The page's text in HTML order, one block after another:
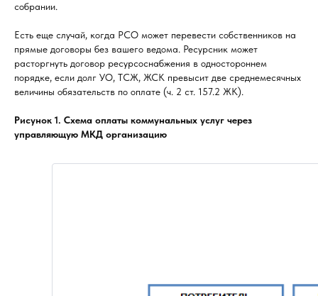
собрании.
Есть еще случай, когда РСО может перевести собственников на
прямые договоры без вашего ведома. Ресурсник может
расторгнуть договор ресурсоснабжения в одностороннем
порядке, если долг УО, ТСЖ, ЖСК превысит две среднемесячных
величины обязательств по оплате (ч. 2 ст. 157.2 ЖК).
Рисунок 1. Схема оплаты коммунальных услуг через
управляющую МКД организацию